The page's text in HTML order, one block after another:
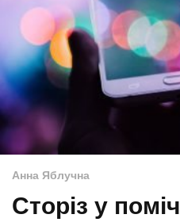
Анна Яблучна
Сторіз у поміч